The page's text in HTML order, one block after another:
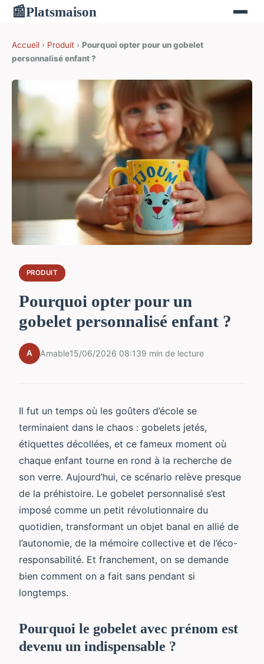
📰Platsmaison
Accueil › Produit › Pourquoi opter pour un gobelet
personnalisé enfant ?
PRODUIT
Pourquoi opter pour un
gobelet personnalisé enfant ?
A Amable15/06/2026 08:139 min de lecture
Il fut un temps où les goûters d’école se
terminaient dans le chaos : gobelets jetés,
étiquettes décollées, et ce fameux moment où
chaque enfant tourne en rond à la recherche de
son verre. Aujourd’hui, ce scénario relève presque
de la préhistoire. Le gobelet personnalisé s’est
imposé comme un petit révolutionnaire du
quotidien, transformant un objet banal en allié de
l’autonomie, de la mémoire collective et de l’éco-
responsabilité. Et franchement, on se demande
bien comment on a fait sans pendant si
longtemps.
Pourquoi le gobelet avec prénom est
devenu un indispensable ?